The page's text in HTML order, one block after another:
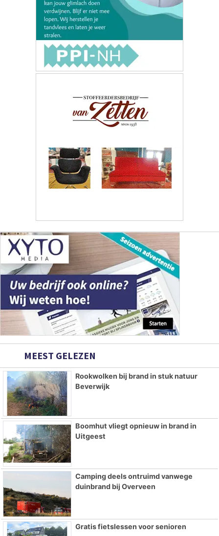
MEEST GELEZEN
Rookwolken bij brand in stuk natuur
Beverwijk
Boomhut vliegt opnieuw in brand in
Uitgeest
Camping deels ontruimd vanwege
duinbrand bij Overveen
Gratis fietslessen voor senioren